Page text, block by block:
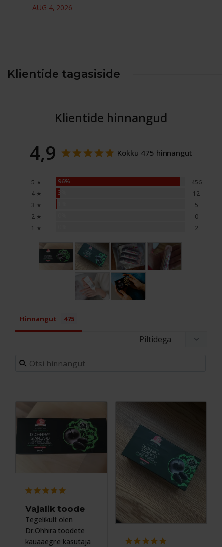
AUG 4, 2026
Klientide tagasiside
Klientide hinnangud
4,9 Kokku 475 hinnangut
5 ★ 96%
456
4 ★
3%
12
3 ★
5
2 ★
0
1 ★
2
Hinnangut
Vajalik toode
Tegelikult olen
Dr.Ohhira toodete
kauaaegne kasutaja